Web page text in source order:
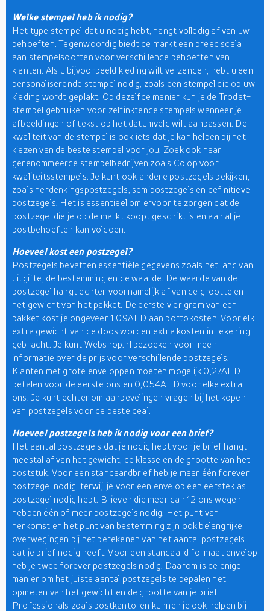
Welke stempel heb ik nodig?
Het type stempel dat u nodig hebt, hangt volledig af van uw
behoeften. Tegenwoordig biedt de markt een breed scala
aan stempelsoorten voor verschillende behoeften van
klanten. Als u bijvoorbeeld kleding wilt verzenden, hebt u een
personaliserende stempel nodig, zoals een stempel die op uw
kleding wordt geplakt. Op dezelfde manier kun je de Trodat-
stempel gebruiken voor zelfinktende stempels wanneer je
afbeeldingen of tekst op het datumveld wilt aanpassen. De
kwaliteit van de stempel is ook iets dat je kan helpen bij het
kiezen van de beste stempel voor jou. Zoek ook naar
gerenommeerde stempelbedrijven zoals Colop voor
kwaliteitsstempels. Je kunt ook andere postzegels bekijken,
zoals herdenkingspostzegels, semipostzegels en definitieve
postzegels. Het is essentieel om ervoor te zorgen dat de
postzegel die je op de markt koopt geschikt is en aan al je
postbehoeften kan voldoen.
Hoeveel kost een postzegel?
Postzegels bevatten essentiële gegevens zoals het land van
uitgifte, de bestemming en de waarde. De waarde van de
postzegel hangt echter voornamelijk af van de grootte en
het gewicht van het pakket. De eerste vier gram van een
pakket kost je ongeveer 1,09AED aan portokosten. Voor elk
extra gewicht van de doos worden extra kosten in rekening
gebracht. Je kunt Webshop.nl bezoeken voor meer
informatie over de prijs voor verschillende postzegels.
Klanten met grote enveloppen moeten mogelijk 0,27AED
betalen voor de eerste ons en 0,054AED voor elke extra
ons. Je kunt echter om aanbevelingen vragen bij het kopen
van postzegels voor de beste deal.
Hoeveel postzegels heb ik nodig voor een brief?
Het aantal postzegels dat je nodig hebt voor je brief hangt
meestal af van het gewicht, de klasse en de grootte van het
poststuk. Voor een standaardbrief heb je maar één forever
postzegel nodig, terwijl je voor een envelop een eersteklas
postzegel nodig hebt. Brieven die meer dan 12 ons wegen
hebben één of meer postzegels nodig. Het punt van
herkomst en het punt van bestemming zijn ook belangrijke
overwegingen bij het berekenen van het aantal postzegels
dat je brief nodig heeft. Voor een standaard formaat envelop
heb je twee forever postzegels nodig. Daarom is de enige
manier om het juiste aantal postzegels te bepalen het
opmeten van het gewicht en de grootte van je brief.
Professionals zoals postkantoren kunnen je ook helpen bij